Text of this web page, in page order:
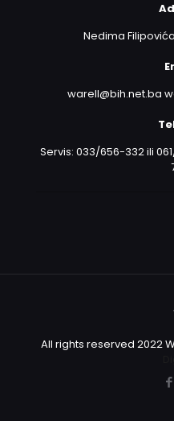
Nedima
warell@bih.net.ba
Servis: 033/656-332 ili
All rights reserved 2022